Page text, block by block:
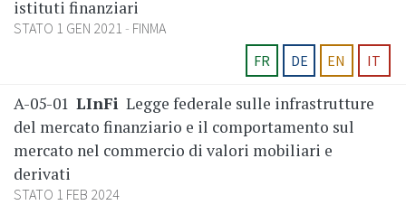
istituti finanziari
STATO 1 GEN 2021
FINMA
FR
DE EN IT
A-05-01 LInFi Legge federale sulle infrastrutture
del mercato finanziario e il comportamento sul
mercato nel commercio di valori mobiliari e
derivati
STATO 1 FEB 2024